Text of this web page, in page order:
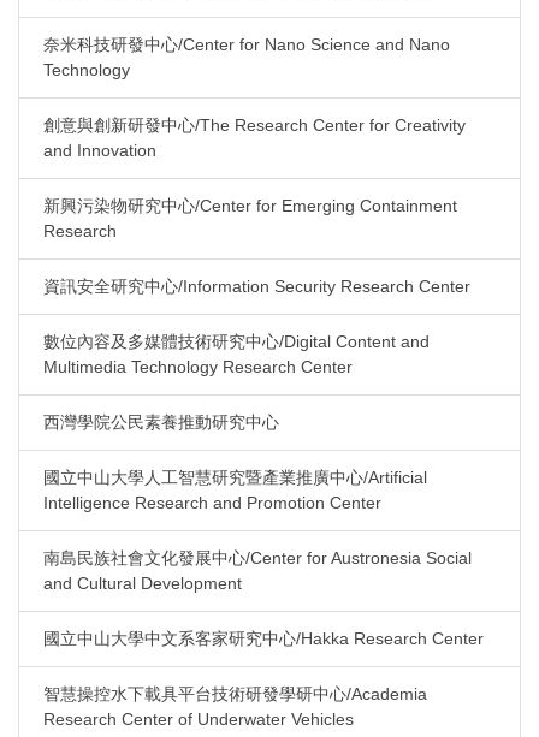
奈米科技研發中心/Center for Nano Science and Nano
Technology
創意與創新研發中心/The Research Center for Creativity
and Innovation
新興污染物研究中心/Center for Emerging Containment
Research
資訊安全研究中心/Information Security Research Center
數位內容及多媒體技術研究中心/Digital Content and
Multimedia Technology Research Center
西灣學院公民素養推動研究中心
國立中山大學人工智慧研究暨產業推廣中心/Artificial
Intelligence Research and Promotion Center
南島民族社會文化發展中心/Center for Austronesia Social
and Cultural Development
國立中山大學中文系客家研究中心/Hakka Research Center
智慧操控水下載具平台技術研發學研中心/Academia
Research Center of Underwater Vehicles